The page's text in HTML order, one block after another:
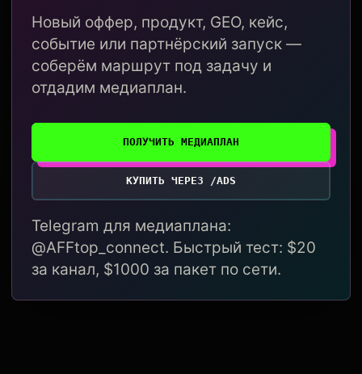
Новый оффер, продукт, GEO, кейс,
событие или партнёрский запуск —
соберём маршрут под задачу и
отдадим медиаплан.
ПОЛУЧИТЬ МЕДИАПЛАН
КУПИТЬ ЧЕРЕЗ /ADS
Telegram для медиаплана:
@AFFtop_connect. Быстрый тест: $20
за канал, $1000 за пакет по сети.